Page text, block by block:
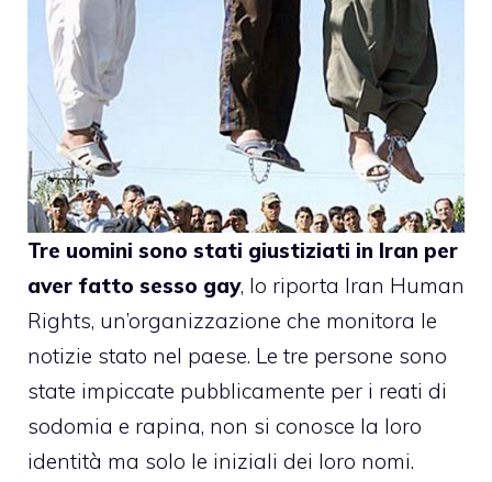
Tre uomini sono stati giustiziati in Iran per
aver fatto sesso gay, lo riporta Iran Human
Rights, un’organizzazione che monitora le
notizie stato nel paese. Le tre persone sono
state impiccate pubblicamente per i reati di
sodomia e rapina, non si conosce la loro
identità ma solo le iniziali dei loro nomi.